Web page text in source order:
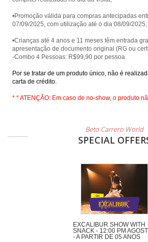
•Promoção válida para compras antecipadas
07/09/2025, com utilização até o dia 08/09/2025;
•Crianças até 4 anos e 11 meses têm entrada
apresentação de documento original (RG ou
-Combo 4 Pessoas: R$99,90 por pessoa
Por se tratar de um produto único, não é
carta de crédito.
* * ATENÇÃO: Em caso de no-show, o produto
Beto Carrero World
SPECIAL
EXCALIBUR SHOW WITH
SNACK - 12:00 PM
- A PARTIR DE 05 ANOS